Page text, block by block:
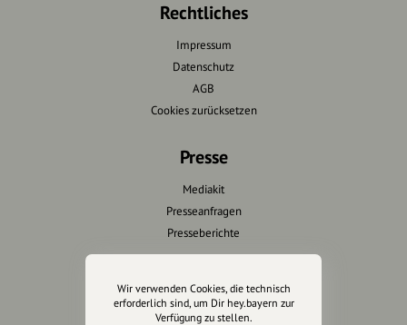
Rechtliches
Impressum
Datenschutz
AGB
Cookies zurücksetzen
Presse
Mediakit
Presseanfragen
Presseberichte
Wir unterstützen Euch
Fotografie & mehr
Wir verwenden Cookies, die technisch
erforderlich sind, um Dir hey.bayern zur
Verfügung zu stellen.